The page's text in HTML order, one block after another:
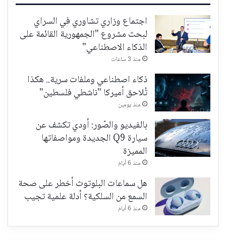
اجتماع وزاري تشاوري في السراي
لبحث مشروع "الجمهورية القائمة على
الذكاء الاصطناعي"
منذ 3 ساعات
ذكاء اصطناعي وملفات سرية.. هكذا
تُلاحق أميركا "ناشطي فلسطين"
منذ يومين
بالفيديو والصّور: أودي تكشف عن
سيارة Q9 الجديدة ومواصفاتها
المميزة
منذ 6 أيام
هل سماعات البلوتوث أخطر على صحة
السمع من السلكية؟ أدلة علمية تجيب
منذ 6 أيام